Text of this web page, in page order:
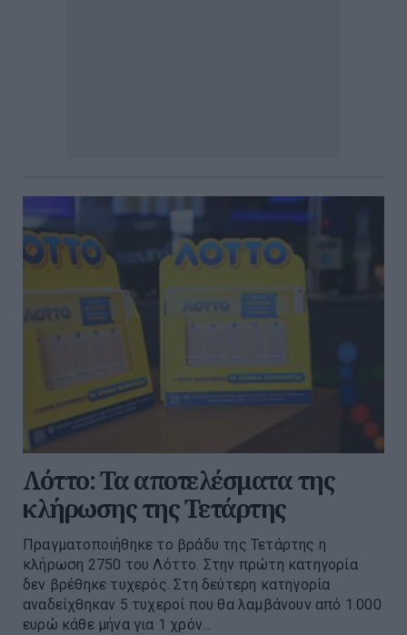
Λόττο: Τα αποτελέσματα της
κλήρωσης της Τετάρτης
Πραγματοποιήθηκε το βράδυ της Τετάρτης η
κλήρωση 2750 του Λόττο. Στην πρώτη κατηγορία
δεν βρέθηκε τυχερός. Στη δεύτερη κατηγορία
αναδείχθηκαν 5 τυχεροί που θα λαμβάνουν από 1.000
ευρώ κάθε μήνα για 1 χρόν...